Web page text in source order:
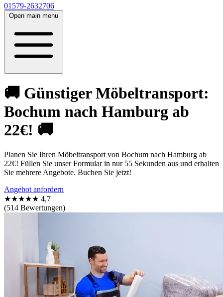
01579-2632706
Open main menu
🚚 Günstiger Möbeltransport:
Bochum nach Hamburg ab
22€! 🚚
Planen Sie Ihren Möbeltransport von Bochum nach Hamburg ab
22€! Füllen Sie unser Formular in nur 55 Sekunden aus und erhalten
Sie mehrere Angebote. Buchen Sie jetzt!
Angebot anfordern
★★★★★ 4,7
(514 Bewertungen)